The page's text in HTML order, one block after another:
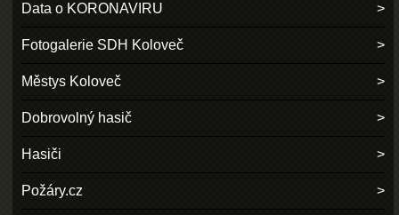
Data o KORONAVIRU
Fotogalerie SDH Koloveč
Městys Koloveč
Dobrovolný hasič
Hasiči
Požáry.cz